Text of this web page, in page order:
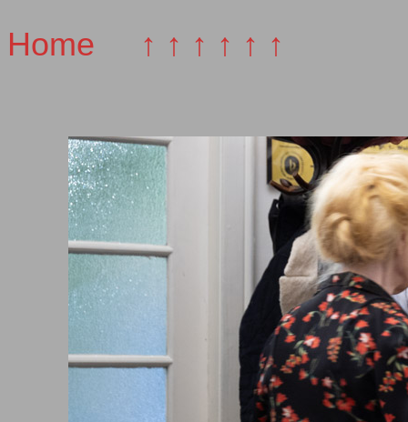
Home ↑ ↑ ↑ ↑ ↑ ↑